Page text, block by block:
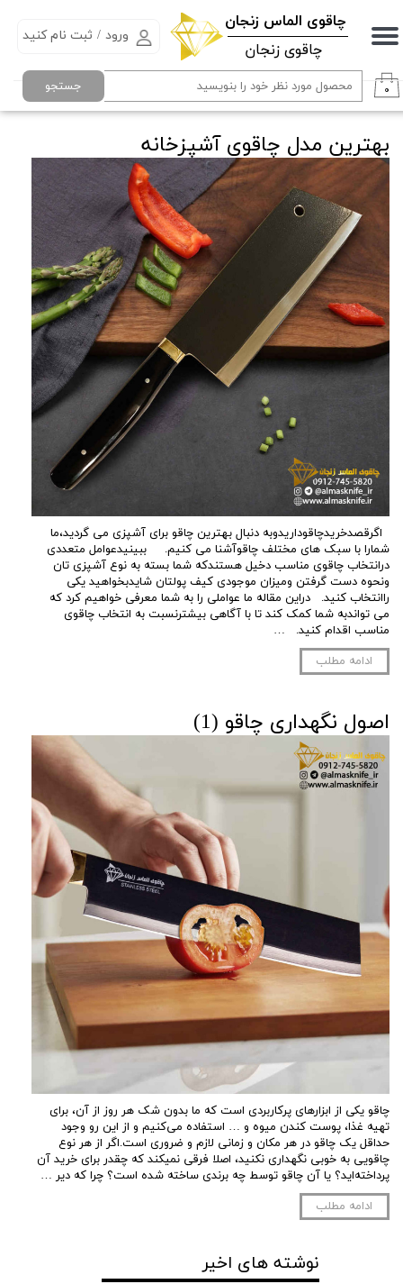
​چاقوی الماس زنجان
چاقوی زنجان
ورود / ثبت نام کنید
حساب کاربری من
تغییر گذر واژه
سفارشات
خروج از حساب کاربری
۰ جستجو
بهترین مدل چاقوی آشپزخانه
اگرقصدخریدچاقوداریدوبه دنبال بهترین چاقو برای آشپزی می گردید،ما
شمارا با سبک های مختلف چاقوآشنا می کنیم. ببینیدعوامل متعددی
درانتخاب چاقوی مناسب دخیل هستندکه شما بسته به نوع آشپزی تان
ونحوه دست گرفتن ومیزان موجودی کیف پولتان شایدبخواهید یکی
راانتخاب کنید. دراین مقاله ما عواملی را به شما معرفی خواهیم کرد که
می تواندبه شما کمک کند تا با آگاهی بیشترنسبت به انتخاب چاقوی
مناسب اقدام کنید. …
ادامه مطلب
اصول نگهداری چاقو (1)
چاقو یکی از ابزارهای پرکاربردی است که ما بدون شک هر روز از آن، برای
تهیه غذا، پوست کندن میوه و … استفاده می‌کنیم و از این رو وجود
حداقل یک چاقو در هر مکان و زمانی لازم و ضروری است.اگر از هر نوع
چاقویی به خوبی نگهداری نکنید، اصلا فرقی نمیکند که چقدر برای خرید آن
پرداخته‌اید؟ یا آن چاقو توسط چه برندی ساخته شده است؟ چرا که دیر …
ادامه مطلب
نوشته های اخیر